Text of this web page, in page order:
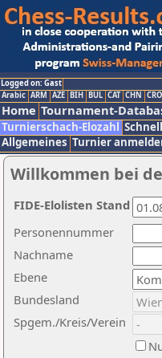
Logged on: Gast
Arabic ARM AZE BIH BUL CAT CHN CRO
Home Tournament-
Turnierschach-Elozahl
Allgemeines Turnier
Willkommen bei
Nachname
Ebene
Personennummer
Bundesland
Spgem./Kreis/Verein
FIDE-Elolisten Stand